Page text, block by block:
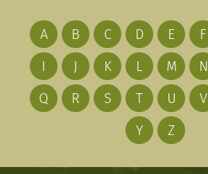
A B C D E F
I
J K L M N
Q
R S T U V
Y
Z